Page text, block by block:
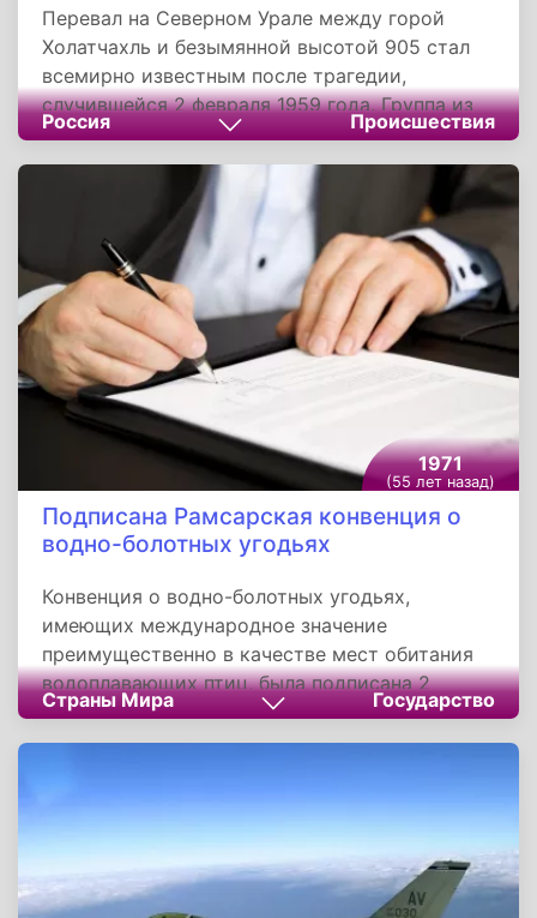
Перевал на Северном Урале между горой
Холатчахль и безымянной высотой 905 стал
всемирно известным после трагедии,
случившейся 2 февраля 1959 года. Группа из
девяти туристов, возглавляемая
пятикурсником Уральского политехнического
института Игорем Дятловым, погибла при
невыясненных обстоятельствах. Уголовное
дело о расследовании гибели группы Дятлова
было закрыто с такой формулировкой:
«Следует считать, что причиной их гибели
явилась стихийная сила, преодолеть которую
люди были не в состоянии».
Россия Происшествия
1971
(55 лет назад)
Подписана Рамсарская конвенция о
водно-болотных угодьях
Конвенция о водно-болотных угодьях,
имеющих международное значение
преимущественно в качестве мест обитания
водоплавающих птиц, была подписана 2
февраля 1971 года в городе Рамсаре, Иран, и с
тех пор носит название Рамсарской
конвенции является сохранение и
рациональное использование водно-болотных
угодий как средства достижения устойчивого
развития во всем мире.
Страны Мира Государство